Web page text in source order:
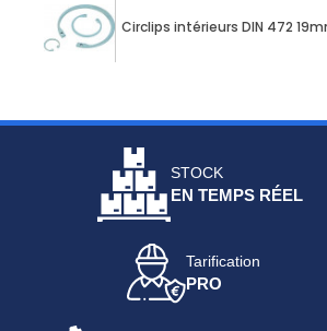
Circlips intérieurs DIN 472
STOCK
EN TEMPS RÉEL
Tarification
PRO